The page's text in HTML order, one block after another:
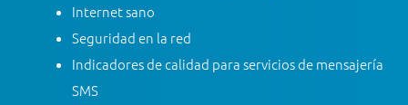
Internet sano
Seguridad en la red
Indicadores de calidad para servicios de mensajería
SMS